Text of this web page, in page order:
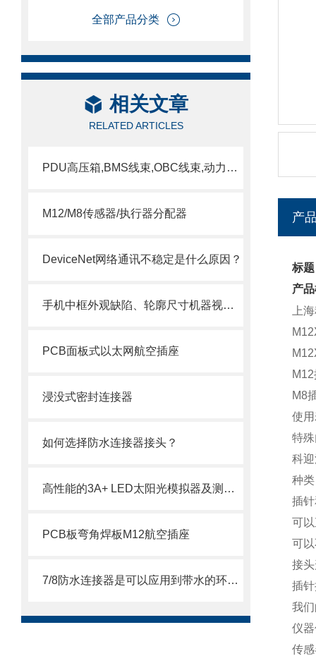
全部产品分类
相关文章
RELATED ARTICLES
PDU高压箱,BMS线束,OBC线束,动力线束,高压动力线束
M12/M8传感器/执行器分配器
DeviceNet网络通讯不稳定是什么原因？
手机中框外观缺陷、轮廓尺寸机器视觉和条码解决方案
PCB面板式以太网航空插座
浸没式密封连接器
如何选择防水连接器接头？
高性能的3A+ LED太阳光模拟器及测试系统
PCB板弯角焊板M12航空插座
7/8防水连接器是可以应用到带水的环境当中
产
标
产
上
M8
使
特
科
种
插
可
可
接
插
我
仪
传